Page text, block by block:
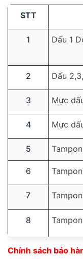
STT
1 Dấu 1
2 Dấu
3 Mực
4 Mực
5
6
7
8
Chính sách bảo